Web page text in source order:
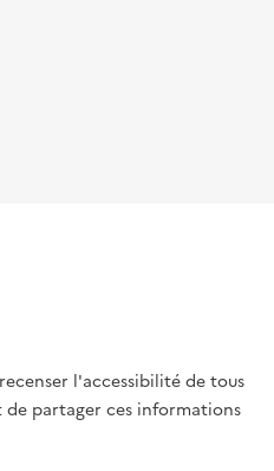
l'accessibilité de tous
partager ces informations